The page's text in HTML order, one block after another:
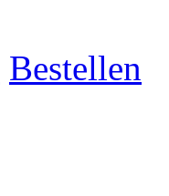
Bestellen